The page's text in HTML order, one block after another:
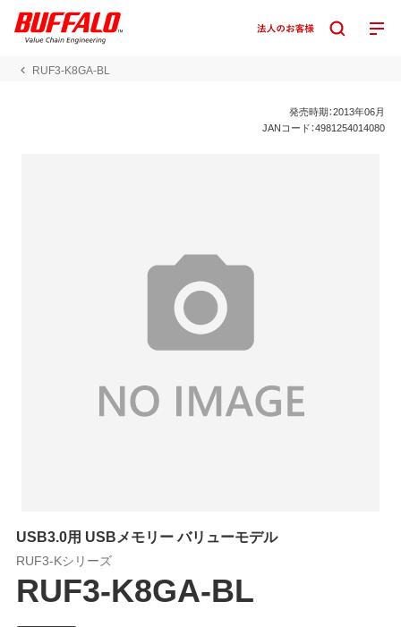
RUF3-K8GA-BL
発売時期：2013年06月
JANコード：4981254014080
USB3.0用 USBメモリー バリューモデル
RUF3-Kシリーズ
RUF3-K8GA-BL